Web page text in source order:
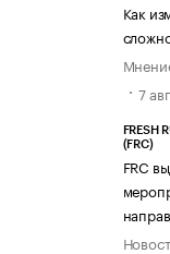
Как
7
FRESH
(FRC)
FRC